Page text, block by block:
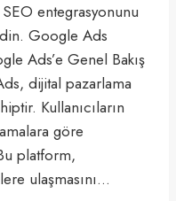
entegrasyonunu
Google Ads
Ads’e Genel Bakış
dijital pazarlama
Kullanıcıların
göre
platform,
ulaşmasını…